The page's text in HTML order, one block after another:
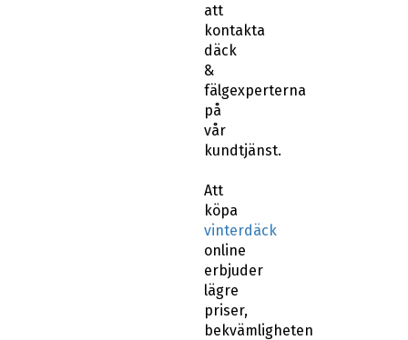
att
kontakta
däck
&
fälgexperterna
på
vår
kundtjänst.
Att
köpa
vinterdäck
online
erbjuder
lägre
priser,
bekvämligheten